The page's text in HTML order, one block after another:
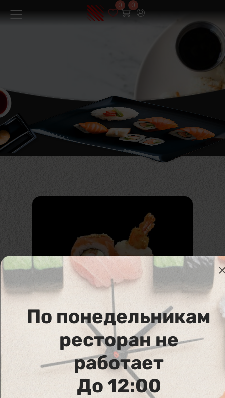
0 0
Меню
231. Arizona Maki
Лосось, тигровая креветка в темпуре, крем
сыр, авокадо
По понедельникам
ресторан не
работает
До 12:00